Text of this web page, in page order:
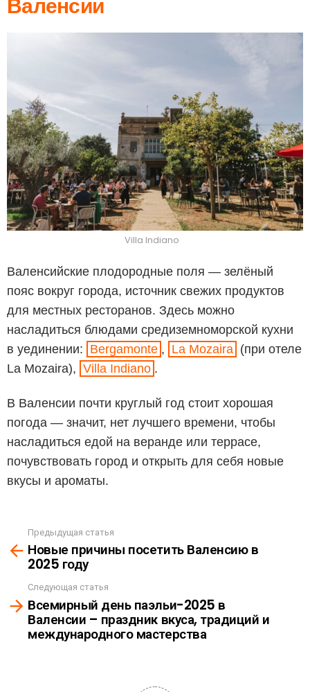
Валенсии
Villa Indiano
Валенсийские плодородные поля — зелёный
пояс вокруг города, источник свежих продуктов
для местных ресторанов. Здесь можно
насладиться блюдами средиземноморской кухни
в уединении: Bergamonte , La Mozaira (при отеле
La Mozaira), Villa Indiano .
В Валенсии почти круглый год стоит хорошая
погода — значит, нет лучшего времени, чтобы
насладиться едой на веранде или террасе,
почувствовать город и открыть для себя новые
вкусы и ароматы.
See
more
Предыдущая статья
Новые причины посетить Валенсию в
2025 году
Следующая статья
Всемирный день паэльи-2025 в
Валенсии – праздник вкуса, традиций и
международного мастерства